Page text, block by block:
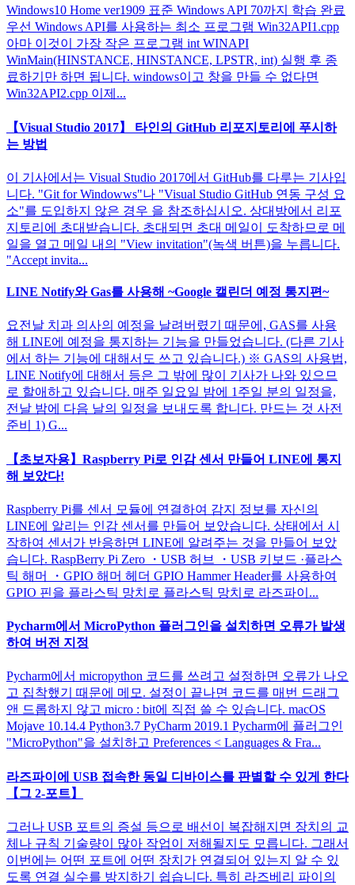
Windows10 Home ver1909 표준 Windows API 70까지 학습 완료
우선 Windows API를 사용하는 최소 프로그램 Win32API1.cpp
아마 이것이 가장 작은 프로그램 int WINAPI
WinMain(HINSTANCE, HINSTANCE, LPSTR, int) 실행 후 종
료하기만 하면 됩니다. windows이고 창을 만들 수 없다면
Win32API2.cpp 이제...
【Visual Studio 2017】 타인의 GitHub 리포지토리에 푸시하
는 방법
이 기사에서는 Visual Studio 2017에서 GitHub를 다루는 기사입
니다. "Git for Windowws"나 "Visual Studio GitHub 연동 구성 요
소"를 도입하지 않은 경우 을 참조하십시오. 상대방에서 리포
지토리에 초대받습니다. 초대되면 초대 메일이 도착하므로 메
일을 열고 메일 내의 "View invitation"(녹색 버튼)을 누릅니다.
"Accept invita...
LINE Notify와 Gas를 사용해 ~Google 캘린더 예정 통지편~
요전날 치과 의사의 예정을 날려버렸기 때문에, GAS를 사용
해 LINE에 예정을 통지하는 기능을 만들었습니다. (다른 기사
에서 하는 기능에 대해서도 쓰고 있습니다.) ※ GAS의 사용법,
LINE Notify에 대해서 등은 그 밖에 많이 기사가 나와 있으므
로 할애하고 있습니다. 매주 일요일 밤에 1주일 분의 일정을,
전날 밤에 다음 날의 일정을 보내도록 합니다. 만드는 것 사전
준비 1) G...
【초보자용】Raspberry Pi로 인감 센서 만들어 LINE에 통지
해 보았다!
Raspberry Pi를 센서 모듈에 연결하여 감지 정보를 자신의
LINE에 알리는 인감 센서를 만들어 보았습니다. 상태에서 시
작하여 센서가 반응하면 LINE에 알려주는 것을 만들어 보았
습니다. RaspBerry Pi Zero ・USB 허브 ・USB 키보드 ·플라스
틱 해머 ・GPIO 해머 헤더 GPIO Hammer Header를 사용하여
GPIO 핀을 플라스틱 망치로 플라스틱 망치로 라즈파이...
Pycharm에서 MicroPython 플러그인을 설치하면 오류가 발생
하여 버전 지정
Pycharm에서 micropython 코드를 쓰려고 설정하면 오류가 나오
고 집착했기 때문에 메모. 설정이 끝나면 코드를 매번 드래그
앤 드롭하지 않고 micro : bit에 직접 쓸 수 있습니다. macOS
Mojave 10.14.4 Python3.7 PyCharm 2019.1 Pycharm에 플러그인
"MicroPython"을 설치하고 Preferences < Languages & Fra...
라즈파이에 USB 접속한 동일 디바이스를 판별할 수 있게 한다
【그 2-포트】
그러나 USB 포트의 증설 등으로 배선이 복잡해지면 장치의 교
체나 규칙 기술량이 많아 작업이 저해될지도 모릅니다. 그래서
이번에는 어떤 포트에 어떤 장치가 연결되어 있는지 알 수 있
도록 연결 실수를 방지하기 쉽습니다. 특히 라즈베리 파이의